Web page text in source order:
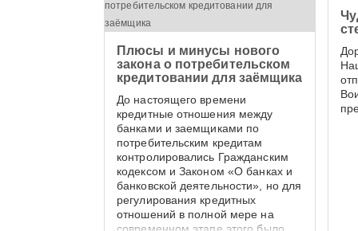
Плюсы и минусы нового
закона о потребительском
кредитовании для заёмщика
До настоящего времени
кредитные отношения между
банками и заемщиками по
потребительским кредитам
контролировались Гражданским
кодексом и Законом «О банках и
банковской деятельности», но для
регулирования кредитных
отношений в полной мере на